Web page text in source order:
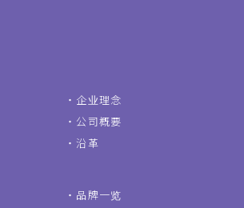
企业理念
公司概要
沿革
品牌一览